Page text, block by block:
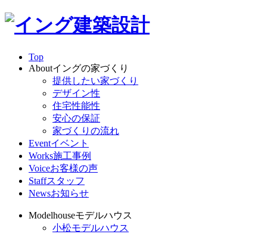
Top
Aboutイングの家づくり
提供したい家づくり
デザイン性
住宅性能性
安心の保証
家づくりの流れ
Eventイベント
Works施工事例
Voiceお客様の声
Staffスタッフ
Newsお知らせ
Modelhouseモデルハウス
小松モデルハウス